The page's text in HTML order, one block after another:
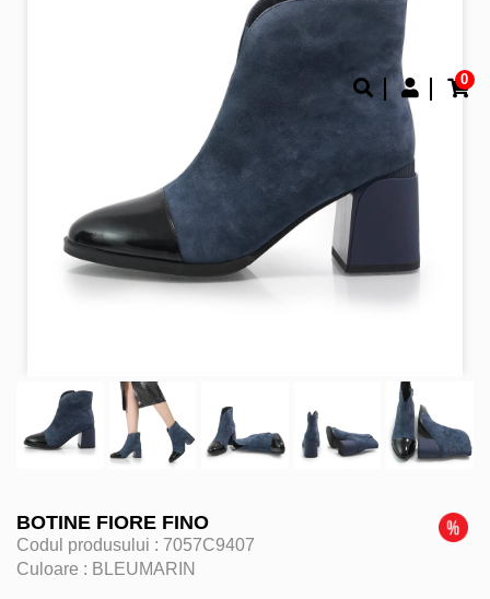
0
BOTINE FIORE FINO
Codul produsului : 7057C9407
Culoare : BLEUMARIN